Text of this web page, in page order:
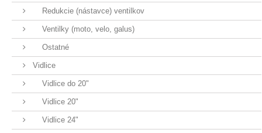
Redukcie (nástavce) ventilkov
Ventilky (moto, velo, galus)
Ostatné
Vidlice
Vidlice do 20"
Vidlice 20"
Vidlice 24"